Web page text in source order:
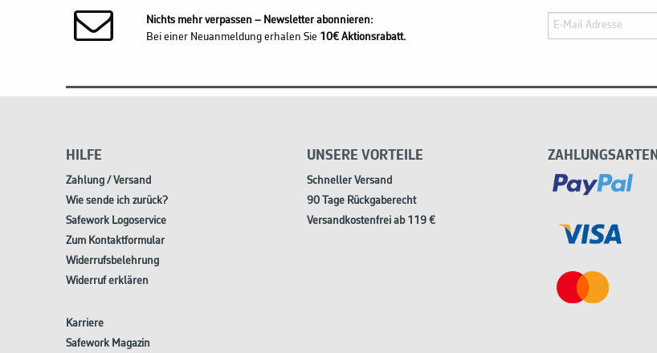
Nichts mehr verpassen – Newsletter abonnieren:
Bei einer Neuanmeldung erhalen Sie 10€ Aktionsrabatt.
HILFE
Zahlung / Versand
Wie sende ich zurück?
Safework Logoservice
Zum Kontaktformular
Widerrufsbelehrung
Widerruf erklären
Karriere
Safework Magazin
UNSERE VORTEILE
Schneller Versand
90 Tage Rückgaberecht
Versandkostenfrei ab 119 €
ZAHLUNGSARTEN